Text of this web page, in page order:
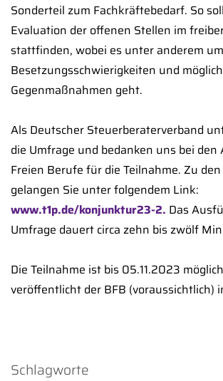
Sonderteil zum Fachkräftebedarf. So
Evaluation der offenen Stellen im
stattfinden, wobei es unter anderem um
Besetzungsschwierigkeiten und
Gegenmaßnahmen geht.
Als Deutscher Steuerberaterverband
die Umfrage und bedanken uns bei
Freien Berufe für die Teilnahme. Zu
gelangen Sie unter folgendem Link:
www.t1p.de/konjunktur23-2. Das
Umfrage dauert circa zehn bis zwölf
Die Teilnahme ist bis 05.11.2023
veröffentlicht der BFB (voraussichtlich)
Schlagworte